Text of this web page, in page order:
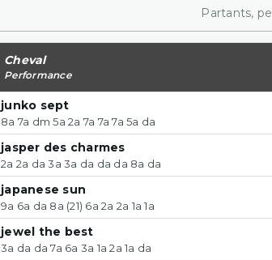
Partants,
Cheval
Performance
junko sept
8a 7a dm 5a 2a 7a 7a 7a 5a da
jasper des charmes
2a 2a da 3a 3a da da da 8a da
japanese sun
9a 6a da 8a (21) 6a 2a 2a 1a 1a
jewel the best
3a da da 7a 6a 3a 1a 2a 1a da